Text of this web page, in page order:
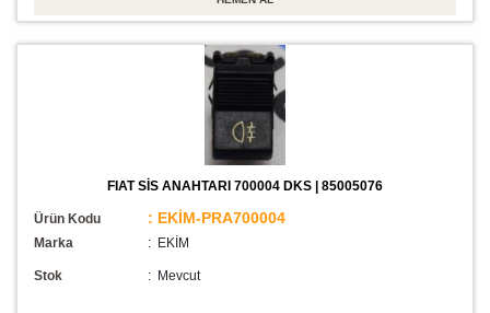
FIAT SİS ANAHTARI 700004 DKS | 85005076
Ürün Kodu : EKİM-PRA700004
Marka : EKİM
Stok : Mevcut